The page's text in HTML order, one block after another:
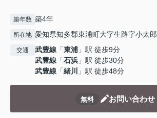
築年数 築4年
所在地 愛知県知多郡東浦町大字生路字小太郎
交通 武豊線 「東浦 」駅 徒歩9分
武豊線 「石浜 」駅 徒歩30分
武豊線 「緒川 」駅 徒歩48分
無料 お問い合わせ